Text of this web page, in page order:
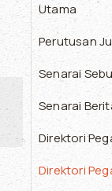
Utama
Perutusan
Senarai
Senarai
Direktori
Direktori